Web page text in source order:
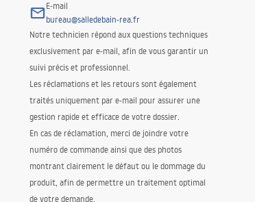
E-mail
bureau@salledebain-rea.fr
Notre technicien répond aux questions techniques
exclusivement par e-mail, afin de vous garantir un
suivi précis et professionnel.
Les réclamations et les retours sont également
traités uniquement par e-mail pour assurer une
gestion rapide et efficace de votre dossier.
En cas de réclamation, merci de joindre votre
numéro de commande ainsi que des photos
montrant clairement le défaut ou le dommage du
produit, afin de permettre un traitement optimal
de votre demande.